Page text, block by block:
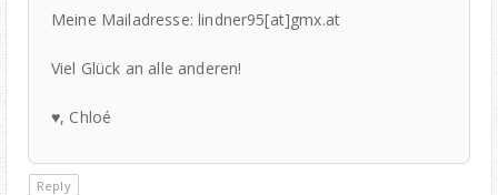
Meine Mailadresse: lindner95[at]gmx.at
Viel Glück an alle anderen!
♥, Chloé
Reply